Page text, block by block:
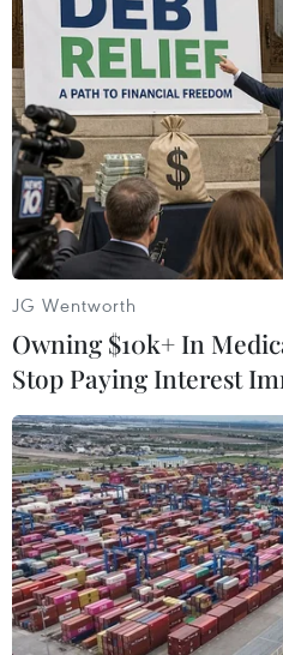
#Máy hút ẩm #Biến đổi khí
#Người dân Mỹ
#Hiệu ứng
#Tin tức
#Tin tức mới nhất
#Tin tức mới nhất trong ngày
#Tin tức hot
#tin tức an ninh
#An ninh Nghệ An
#Thời sự
JG Wentworth
Owning $10k+ In
Stop Paying Interest